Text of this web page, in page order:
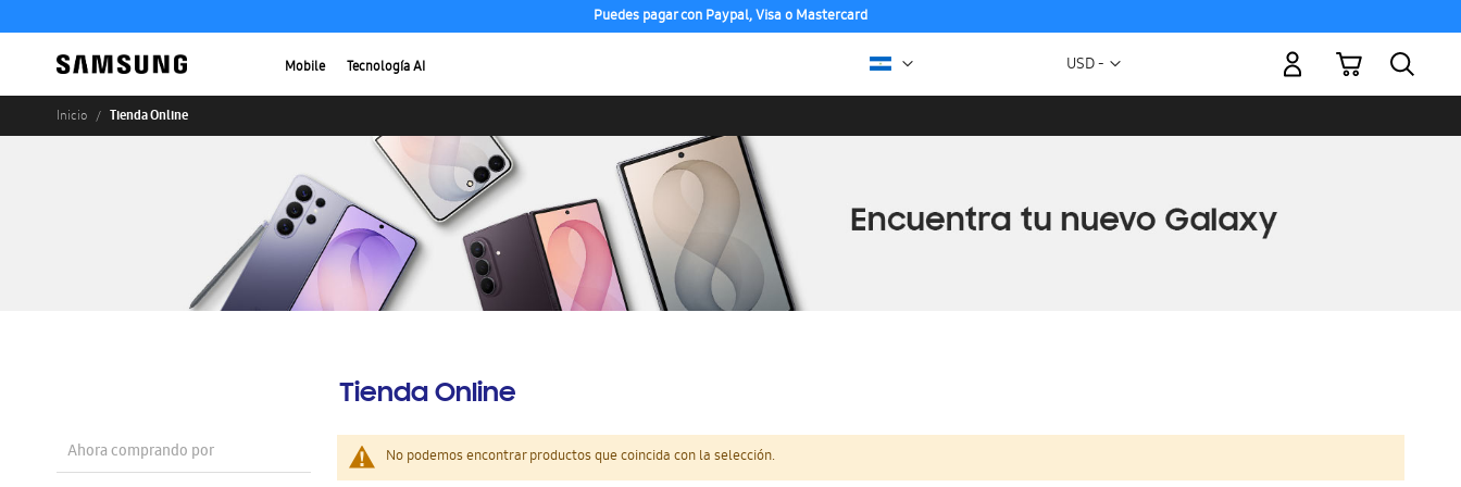
Puedes pagar con Paypal, Visa o Mastercard
Mobile Tecnología AI Moneda
USD -
Mi carrito
Inicio Tienda Online
Tienda Online
No podemos encontrar productos que coincida con la selección.
Ahora comprando por